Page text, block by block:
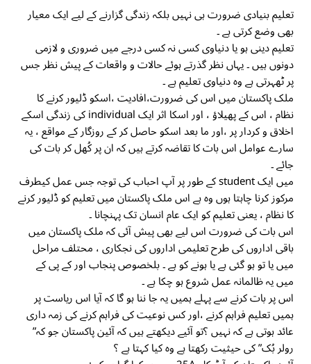
تعلیم بنیادی ضرورت ہی نہیں بلکہ زندگی گزارنے کے لیے ایک معیار
بھی وضع کرتی ہے ۔
تعلیم دینی ہو یا دنیاوی کسی نہ کسی درجے میں ضروری و لازمی
دونوں ہیں ۔ یہاں نظر گذرتے ہوئے حالات و واقعات کے پیش نظر جس
پر ٹھہرتی ہے وہ دنیاوی تعلیم ہے ۔
ملک پاکستان میں اس کی ضرورت،افادیت ،اسکو ڈلیور کرنے کا
نظام ، اس کے پھیلاؤ ، اور اسکا اثر ایک individual کی زندگی اسکے
اخلاق و کردار پر ،اور ما بعد اسکو حاصل کر کے روزگار کے مواقع ، یہ
سارے عوامل اس بات کا تقاضہ کرتے ہیں کہ ان پر کُھل کر بات کی
جائے ۔
میں ایک student کے طور پر آپ احباب کی توجہ جس عمل کیطرف
مرکوز کرنا چاہتا ہوں وہ ہے اس ملک پاکستان میں تعلیم کو ڈلیور کرنے
کا نظام ، یعنی تعلیم کو ایک عام انسان تک پہنچانا ۔
اس بات کی ضرورت اس لیے بھی پیش آئی کہ ملک پاکستان میں
باقی اداروں کی طرح تعلیمی اداروں کی نجکاری ، محتلف مراحل
میں یا تو ہو گئی ہے یا ہونے کو ہے ۔ بلخصوص پنجاب اور کے پی کے
میں یہ ظالمانہ عمل شروع ہو چکا ہے ۔
اس پر بات کرنے سے پہلے ہمیں یہ جا ننا ہو گا کہ آیا اس ریاست پر
ہمیں تعلیم فراہم کرنے ،اور کس نوعیت کی فراہم کرنے کی زمہ داری
عائد ہوتی ہے کہ نہیں ؟تو آئیے دیکھتے ہیں کہ آئین پاکستان جو کہ”
رولر بُک” کی حیثیت رکھتا ہے وہ کیا کہتا ہے ؟